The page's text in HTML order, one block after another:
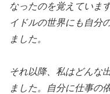
なったのを覚えていま
イドルの世界にも自分
ました。
それ以降、私はどんな
ました。自分に仕事の